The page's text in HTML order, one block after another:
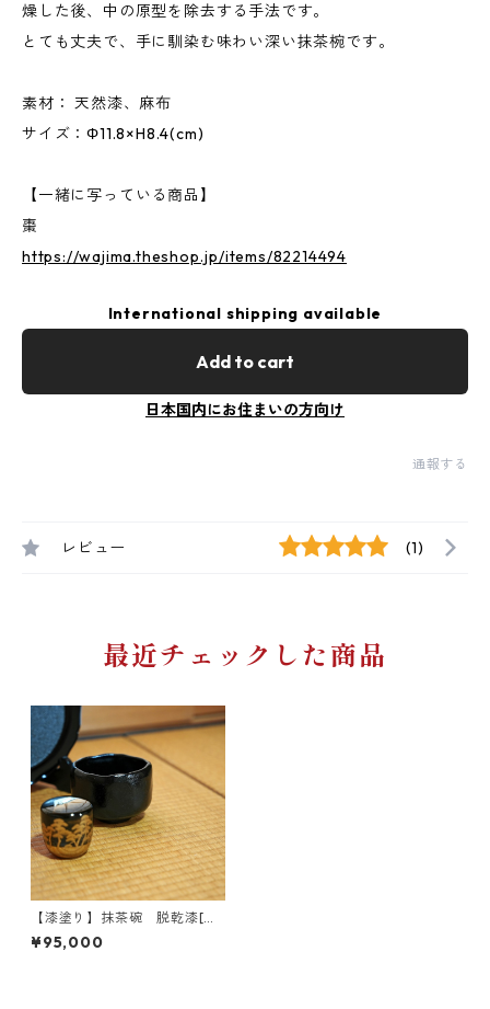
燥した後、中の原型を除去する手法です。
とても丈夫で、手に馴染む味わい深い抹茶椀です。
素材： 天然漆、麻布
サイズ：Φ11.8×H8.4(cm)
【一緒に写っている商品】
棗
https://wajima.theshop.jp/items/82214494
International shipping available
Add to cart
日本国内にお住まいの方向け
通報する
レビュー (1)
最近チェックした商品
【漆塗り】抹茶碗 脱乾漆[W
034]
¥95,000